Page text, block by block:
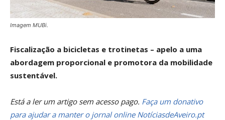
Imagem MUBi.
Fiscalização a bicicletas e trotinetas – apelo a uma
abordagem proporcional e promotora da mobilidade
sustentável.
Está a ler um artigo sem acesso pago. Faça um donativo
para ajudar a manter o jornal online NotíciasdeAveiro.pt